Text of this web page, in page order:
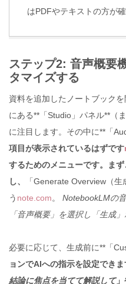
はPDFやテキストの方が確
ステップ2: 音声概要
タマイズする
資料を追加したノートブック
にある**「Studio」パネル**（
に注目します。その中に**「
項目が表示されているはずです
するためのメニューです。ま
し、
「Generate Overview（
う note.com。 NotebookLMの
「音声概要」を選択し「生成
必要に応じて、生成前に**「
ョンでAIへの指示を設定できま
結論に焦点を当てて解説して」